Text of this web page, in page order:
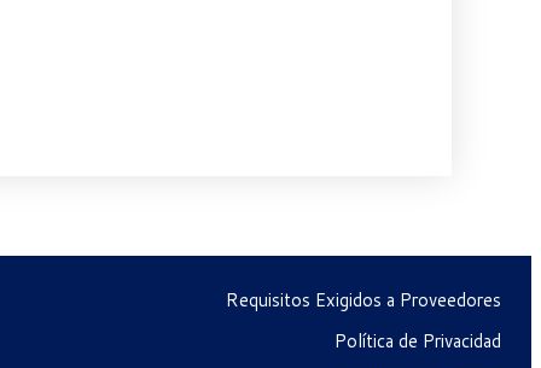
Requisitos Exigidos a Proveedores
Política de Privacidad